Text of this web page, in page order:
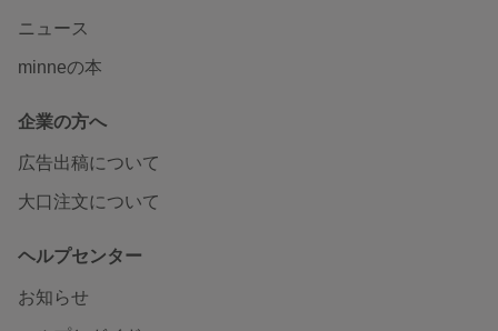
ニュース
minneの本
企業の方へ
広告出稿について
大口注文について
ヘルプセンター
お知らせ